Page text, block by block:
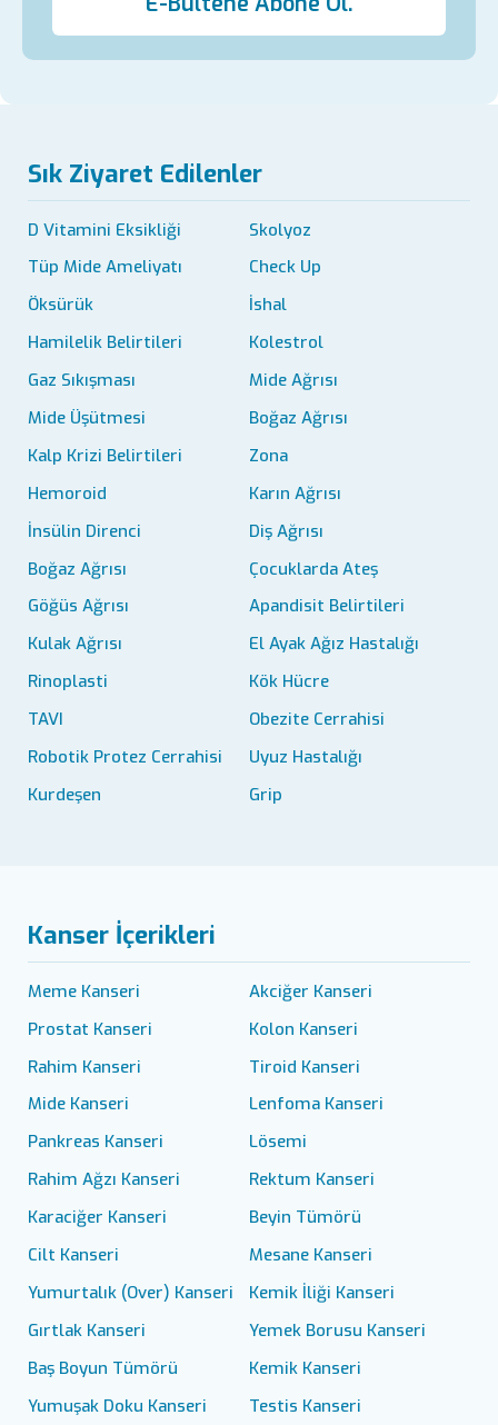
Sık Ziyaret Edilenler
D Vitamini Eksikliği
Skolyoz
Tüp Mide Ameliyatı
Check Up
Öksürük
İshal
Hamilelik Belirtileri
Kolestrol
Gaz Sıkışması
Mide Ağrısı
Mide Üşütmesi
Boğaz Ağrısı
Kalp Krizi Belirtileri
Zona
Hemoroid
Karın Ağrısı
İnsülin Direnci
Diş Ağrısı
Boğaz Ağrısı
Çocuklarda Ateş
Göğüs Ağrısı
Apandisit Belirtileri
Kulak Ağrısı
El Ayak Ağız Hastalığı
Rinoplasti
Kök Hücre
TAVI
Obezite Cerrahisi
Robotik Protez Cerrahisi
Uyuz Hastalığı
Kurdeşen
Grip
Kanser İçerikleri
Meme Kanseri
Akciğer Kanseri
Prostat Kanseri
Kolon Kanseri
Rahim Kanseri
Tiroid Kanseri
Mide Kanseri
Lenfoma Kanseri
Pankreas Kanseri
Lösemi
Rahim Ağzı Kanseri
Rektum Kanseri
Karaciğer Kanseri
Beyin Tümörü
Cilt Kanseri
Mesane Kanseri
Yumurtalık (Over) Kanseri
Kemik İliği Kanseri
Gırtlak Kanseri
Yemek Borusu Kanseri
Baş Boyun Tümörü
Kemik Kanseri
Yumuşak Doku Kanseri
Testis Kanseri